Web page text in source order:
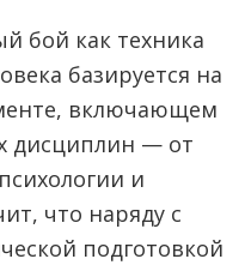
бой как техника
базируется на
включающем
дисциплин — от
и
что наряду с
подготовкой